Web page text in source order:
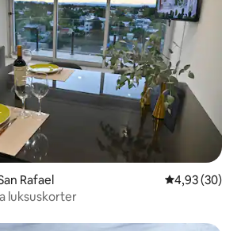
Rafael Keskmine
4,93 (30)
luksuskorter